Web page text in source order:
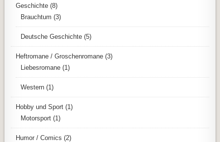
Geschichte (8)
Brauchtum (3)
Deutsche Geschichte (5)
Heftromane / Groschenromane (3)
Liebesromane (1)
Western (1)
Hobby und Sport (1)
Motorsport (1)
Humor / Comics (2)